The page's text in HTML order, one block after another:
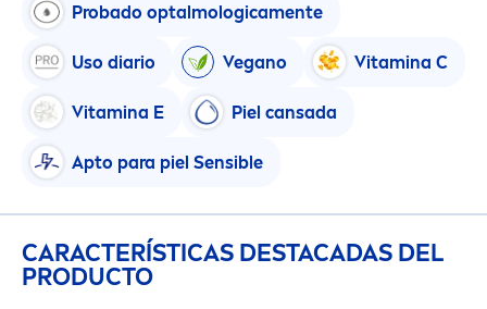
Probado optalmologicamente
Uso diario Vegano Vitamina C
Vitamina E Piel cansada
Apto para piel Sensible
CARACTERÍSTICAS DESTACADAS DEL
PRODUCTO